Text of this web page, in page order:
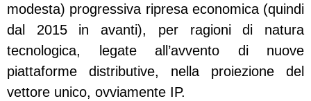
modesta) progressiva ripresa economica (quindi
dal 2015 in avanti), per ragioni di natura
tecnologica, legate all’avvento di nuove
piattaforme distributive, nella proiezione del
vettore unico, ovviamente IP.